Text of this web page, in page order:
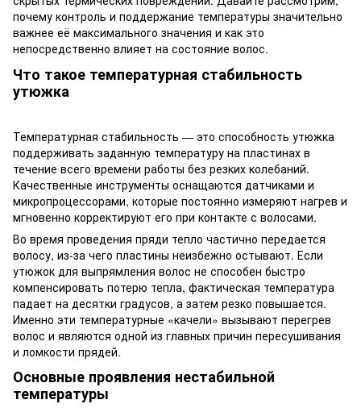
почему контроль и поддержание температуры значительно
важнее её максимального значения и как это
непосредственно влияет на состояние волос.
Что такое температурная стабильность
утюжка
Температурная стабильность — это способность утюжка
поддерживать заданную температуру на пластинах в
течение всего времени работы без резких колебаний.
Качественные инструменты оснащаются датчиками и
микропроцессорами, которые постоянно измеряют нагрев и
мгновенно корректируют его при контакте с волосами.
Во время проведения пряди тепло частично передается
волосу, из-за чего пластины неизбежно остывают. Если
утюжок для выпрямления волос не способен быстро
компенсировать потерю тепла, фактическая температура
падает на десятки градусов, а затем резко повышается.
Именно эти температурные «качели» вызывают перегрев
волос и являются одной из главных причин пересушивания
и ломкости прядей.
Основные проявления нестабильной
температуры